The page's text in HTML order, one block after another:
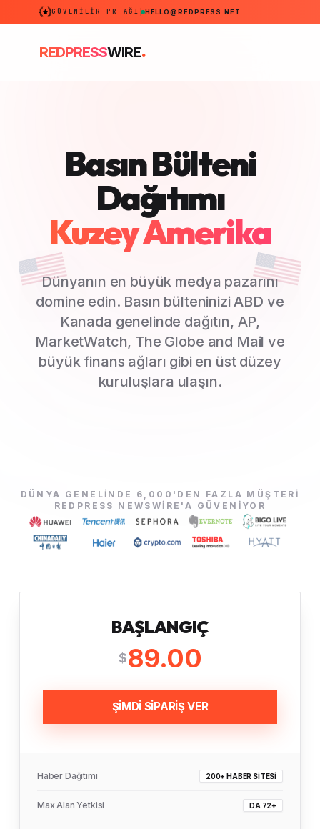
GÜVENILIR PR AĞI HELLO@REDPRESS.NET
REDPRESSWIRE.
Basın Bülteni
Dağıtımı
Kuzey Amerika
Dünyanın en büyük medya pazarını
domine edin. Basın bülteninizi ABD ve
Kanada genelinde dağıtın, AP,
MarketWatch, The Globe and Mail ve
büyük finans ağları gibi en üst düzey
kuruluşlara ulaşın.
DÜNYA GENELINDE 6,000'DEN FAZLA MÜŞTERI
REDPRESS NEWSWIRE'A GÜVENIYOR
BAŞLANGIÇ
$89.00
ŞİMDİ SİPARİŞ VER
Haber Dağıtımı 200+ HABER SITESI
Max Alan Yetkisi DA 72+